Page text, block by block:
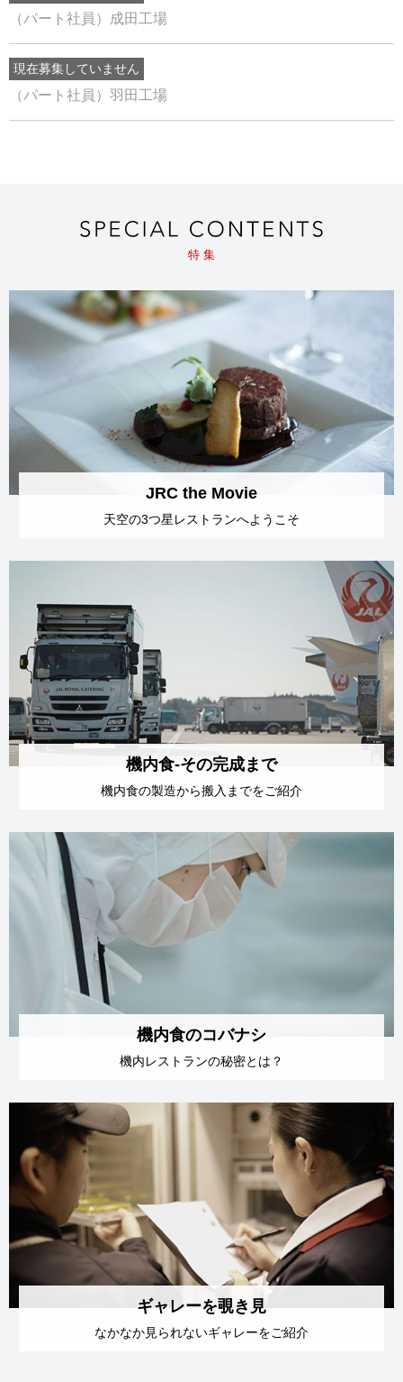
（パート社員）成田工場
現在募集していません
（パート社員）羽田工場
特 集
JRC the Movie
天空の3つ星レストランへようこそ
機内食-その完成まで
機内食の製造から搬入までをご紹介
機内食のコバナシ
機内レストランの秘密とは？
ギャレーを覗き見
なかなか見られないギャレーをご紹介